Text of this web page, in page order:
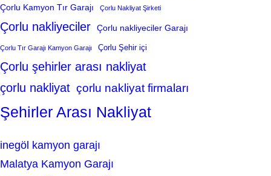
Çorlu Kamyon Tır Garajı Çorlu Nakliyat Şirketi
Çorlu nakliyeciler Çorlu nakliyeciler Garajı
Çorlu Tır Garajı Kamyon Garajı Çorlu Şehir içi
Çorlu şehirler arası nakliyat
çorlu nakliyat çorlu nakliyat firmaları
Şehirler Arası Nakliyat
inegöl kamyon garajı
Malatya Kamyon Garajı